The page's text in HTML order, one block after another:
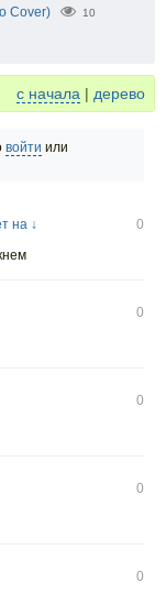
Cover) 10
с начала | дерево
войти или
на ↓
0
0
0
0
0